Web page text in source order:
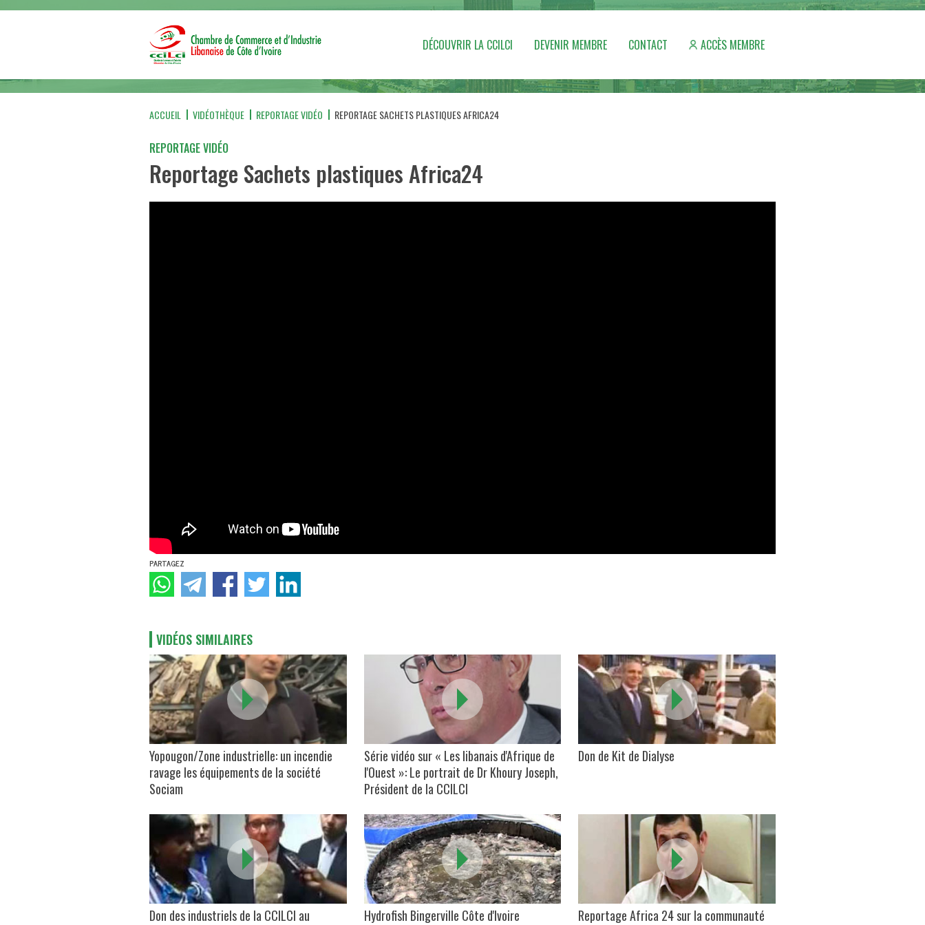
DÉCOUVRIR LA CCILCI DEVENIR MEMBRE CONTACT ACCÈS MEMBRE
ACCUEIL VIDÉOTHÈQUE REPORTAGE VIDÉO REPORTAGE SACHETS PLASTIQUES AFRICA24
REPORTAGE VIDÉO
Reportage Sachets plastiques Africa24
PARTAGEZ
VIDÉOS SIMILAIRES
Yopougon/Zone industrielle: un incendie
ravage les équipements de la société
Sociam
Série vidéo sur « Les libanais d'Afrique de
l'Ouest »: Le portrait de Dr Khoury Joseph,
Président de la CCILCI
Don de Kit de Dialyse
Don des industriels de la CCILCI au
Hydrofish Bingerville Côte d'Ivoire
Reportage Africa 24 sur la communauté